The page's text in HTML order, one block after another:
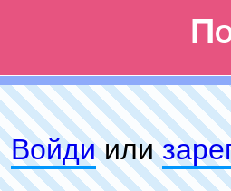
Войдиили